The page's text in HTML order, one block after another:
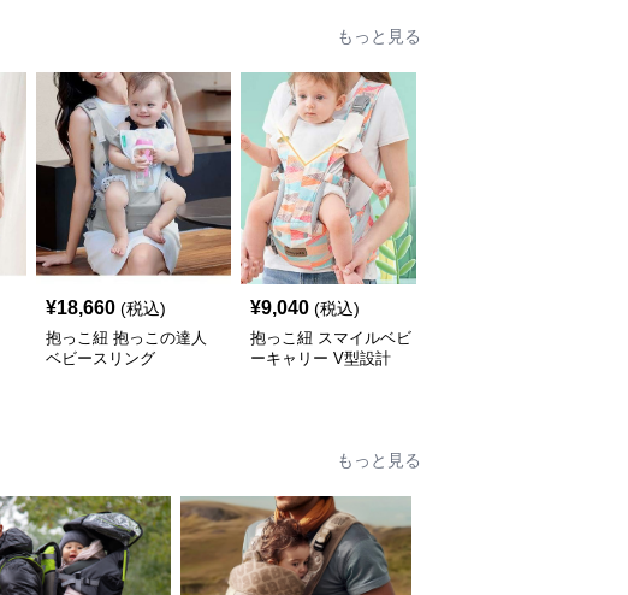
もっと見る
¥18,660 (税込)
抱っこ紐 抱っこの達人
ベビースリング
¥9,040 (税込)
抱っこ紐 スマイルベビ
ーキャリー V型設計
もっと見る